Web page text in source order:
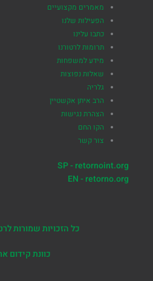
מאמרים מקצועיים
הפעילות שלנו
כתבו עלינו
תרומות לרטורנו
מידע למשפחות
שאלות נפוצות
גלריה
הרב איתן אקשטיין
הצהרת נגישות
הקו החם
צור קשר
SP - retornoint.org
EN - retorno.org
כל הזכויות שמורות לרטורנו 2023 ©
כוונת קידום אתרים